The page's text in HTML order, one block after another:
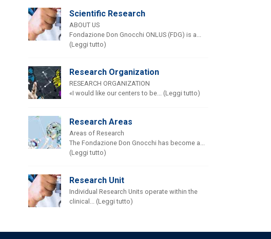
Scientific Research
ABOUT US
Fondazione Don Gnocchi ONLUS (FDG) is a...
(Leggi tutto)
Research Organization
RESEARCH ORGANIZATION
«I would like our centers to be... (Leggi tutto)
Research Areas
Areas of Research
The Fondazione Don Gnocchi has become a...
(Leggi tutto)
Research Unit
Individual Research Units operate within the
clinical... (Leggi tutto)